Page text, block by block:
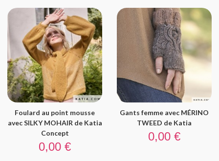
Foulard au point mousse
avec SILKY MOHAIR de Katia
Concept
Prix
0,00 €
Gants femme avec MÉRINO
TWEED de Katia
Prix
0,00 €